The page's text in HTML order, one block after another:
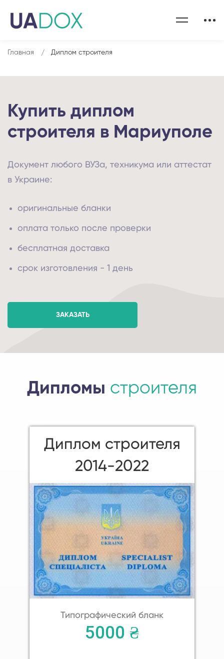
Главная Диплом строителя
Купить диплом
строителя в Мариуполе
Документ любого ВУЗа, техникума или аттестат
в Украине:
оригинальные бланки
оплата только после проверки
бесплатная доставка
срок изготовления - 1 день
ЗАКАЗАТЬ
Дипломы строителя
Диплом строителя
2014-2022
Типографический бланк
5000 ₴